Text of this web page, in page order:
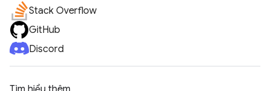
Stack Overflow
GitHub
Discord